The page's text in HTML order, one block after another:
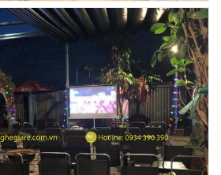
Ghế Ăn nhập khẩu ELLA - Mã SP: GNK05